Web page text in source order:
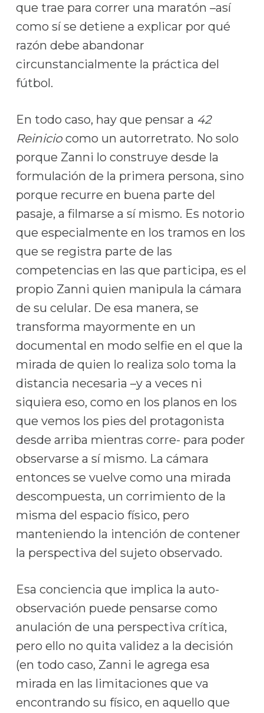
que trae para correr una maratón –así
como sí se detiene a explicar por qué
razón debe abandonar
circunstancialmente la práctica del
fútbol.
En todo caso, hay que pensar a 42
Reiniciocomo un autorretrato. No solo
porque Zanni lo construye desde la
formulación de la primera persona, sino
porque recurre en buena parte del
pasaje, a filmarse a sí mismo. Es notorio
que especialmente en los tramos en los
que se registra parte de las
competencias en las que participa, es el
propio Zanni quien manipula la cámara
de su celular. De esa manera, se
transforma mayormente en un
documental en modo selfie en el que la
mirada de quien lo realiza solo toma la
distancia necesaria –y a veces ni
siquiera eso, como en los planos en los
que vemos los pies del protagonista
desde arriba mientras corre- para poder
observarse a sí mismo. La cámara
entonces se vuelve como una mirada
descompuesta, un corrimiento de la
misma del espacio físico, pero
manteniendo la intención de contener
la perspectiva del sujeto observado.
Esa conciencia que implica la auto-
observación puede pensarse como
anulación de una perspectiva crítica,
pero ello no quita validez a la decisión
(en todo caso, Zanni le agrega esa
mirada en las limitaciones que va
encontrando su físico, en aquello que